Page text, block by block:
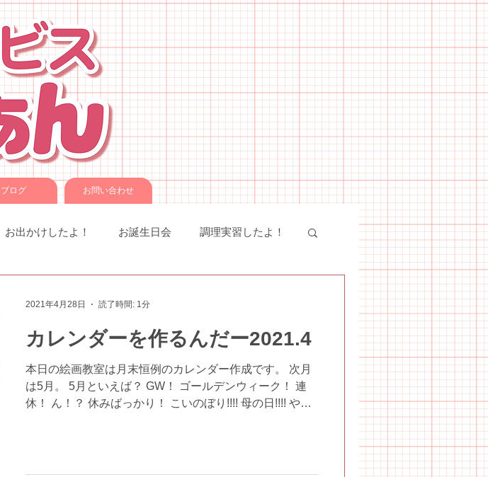
ブログ お問い合わせ
お出かけしたよ！ お誕生日会 調理実習したよ！
カレンダーを作るんだー2021.4
本日の絵画教室は月末恒例のカレンダー作成です。 次月
は5月。 5月といえば？ GW！ ゴールデンウィーク！ 連
休！ ん！？ 休みばっかり！ こいのぼり!!!! 母の日!!!! やっ
2021年4月28日 読了時間: 1分